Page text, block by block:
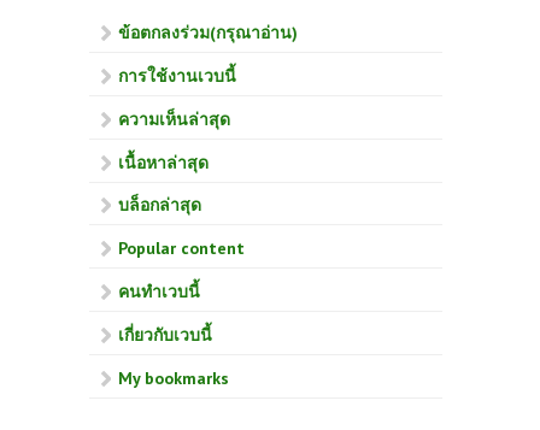
ข้อตกลงร่วม(กรุณาอ่าน)
การใช้งานเวบนี้
ความเห็นล่าสุด
เนื้อหาล่าสุด
บล็อกล่าสุด
Popular content
คนทำเวบนี้
เกี่ยวกับเวบนี้
My bookmarks